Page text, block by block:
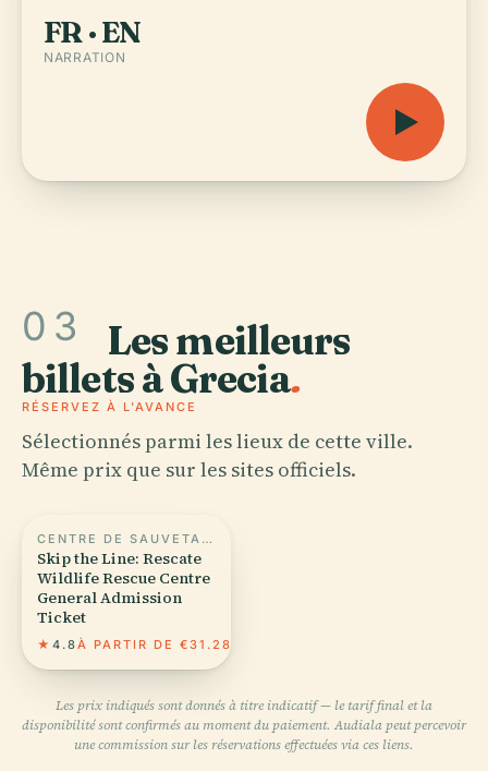
FR · EN
NARRATION
03 Les meilleurs
billets à Grecia.
RÉSERVEZ À L'AVANCE
Sélectionnés parmi les lieux de cette ville.
Même prix que sur les sites officiels.
CENTRE DE SAUVETAGE DE LA FAUNE RESCATE
Skip the Line: Rescate
Wildlife Rescue Centre
General Admission
Ticket
★ 4.8À PARTIR DE €31.28
Les prix indiqués sont donnés à titre indicatif — le tarif final et la
disponibilité sont confirmés au moment du paiement. Audiala peut percevoir
une commission sur les réservations effectuées via ces liens.